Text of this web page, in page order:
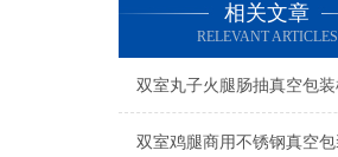
相关文章
RELEVANT ARTICLES